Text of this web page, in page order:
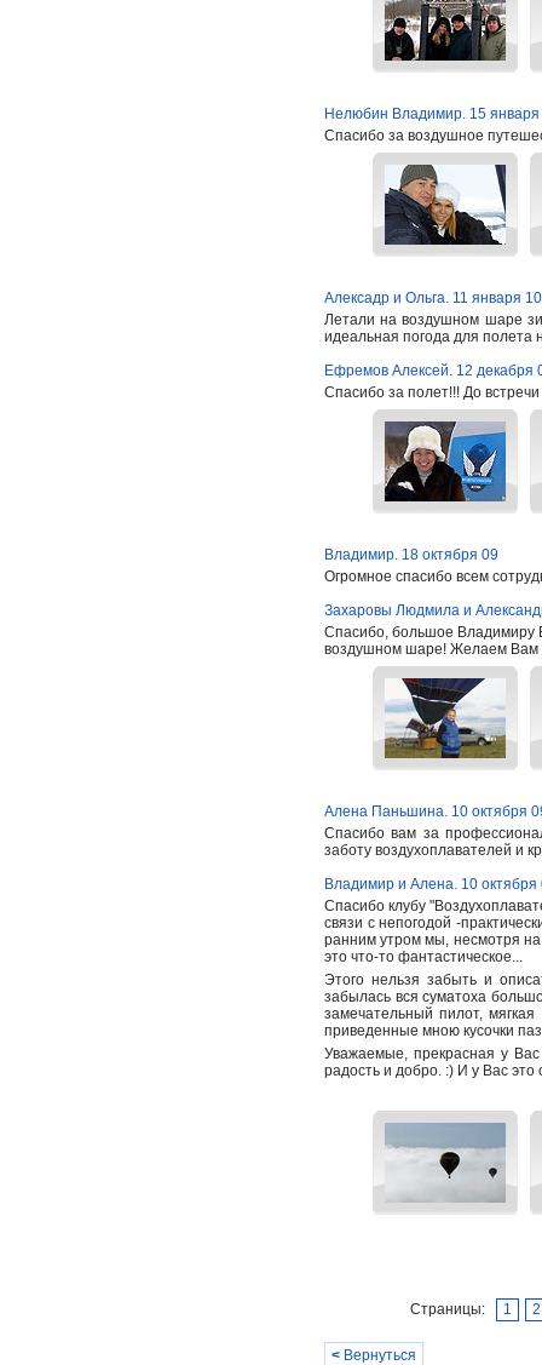
Нелюбин Владимир. 15 января
Спасибо за воздушное
Алексадр и Ольга. 11 января 10
Летали на воздушном шаре
идеальная погода для полета
Ефремов Алексей. 12 декабря
Спасибо за полет!!! До
Владимир. 18 октября 09
Огромное спасибо всем
Захаровы Людмила и
Спасибо, большое Владимиру
воздушном шаре! Желаем Вам
Алена Паньшина. 10 октября
Спасибо вам за
заботу воздухоплавателей и
Владимир и Алена. 10 октября
Спасибо клубу
связи с непогодой -
ранним утром мы, несмотря на
это что-то фантастическое...
Этого нельзя забыть и
забылась вся суматоха
замечательный пилот,
приведенные мною кусочки
Уважаемые, прекрасная у
радость и добро. :) И у Вас
Страницы: 1 2
< Вернуться